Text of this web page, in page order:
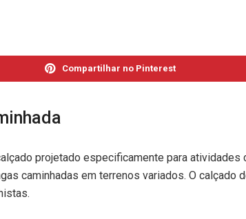
Compartilhar no Pinterest
projetado especificamente para
caminhadas em terrenos variados. O